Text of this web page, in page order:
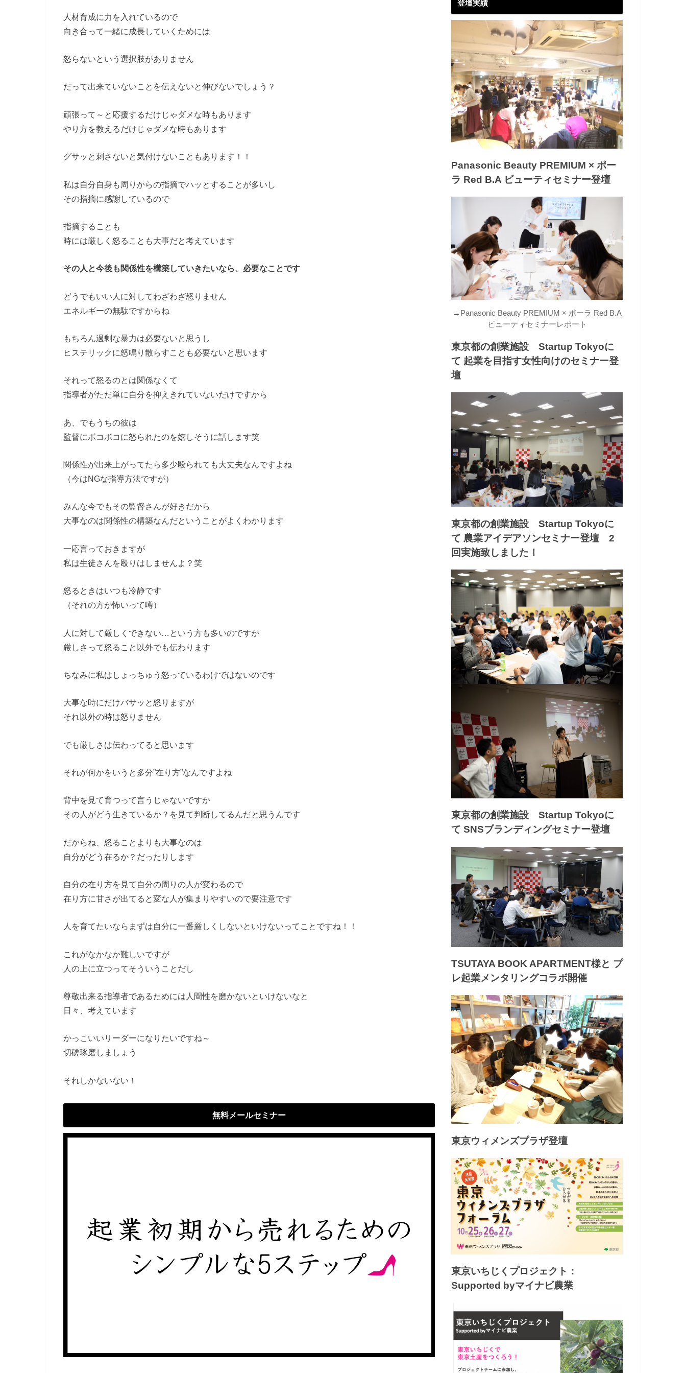
人材育成に力を入れているので
向き合って一緒に成長していくためには
怒らないという選択肢がありません
だって出来ていないことを伝えないと伸びないでしょう？
頑張って～と応援するだけじゃダメな時もあります
やり方を教えるだけじゃダメな時もあります
グサッと刺さないと気付けないこともあります！！
私は自分自身も周りからの指摘でハッとすることが多いし
その指摘に感謝しているので
指摘することも
時には厳しく怒ることも大事だと考えています
その人と今後も関係性を構築していきたいなら、必要なことです
どうでもいい人に対してわざわざ怒りません
エネルギーの無駄ですからね
もちろん過剰な暴力は必要ないと思うし
ヒステリックに怒鳴り散らすことも必要ないと思います
それって怒るのとは関係なくて
指導者がただ単に自分を抑えきれていないだけですから
あ、でもうちの彼は
監督にボコボコに怒られたのを嬉しそうに話します笑
関係性が出来上がってたら多少殴られても大丈夫なんですよね
（今はNGな指導方法ですが）
みんな今でもその監督さんが好きだから
大事なのは関係性の構築なんだということがよくわかります
一応言っておきますが
私は生徒さんを殴りはしませんよ？笑
怒るときはいつも冷静です
（それの方が怖いって噂）
人に対して厳しくできない…という方も多いのですが
厳しさって怒ること以外でも伝わります
ちなみに私はしょっちゅう怒っているわけではないのです
大事な時にだけバサッと怒りますが
それ以外の時は怒りません
でも厳しさは伝わってると思います
それが何かをいうと多分”在り方”なんですよね
背中を見て育つって言うじゃないですか
その人がどう生きているか？を見て判断してるんだと思うんです
だからね、怒ることよりも大事なのは
自分がどう在るか？だったりします
自分の在り方を見て自分の周りの人が変わるので
在り方に甘さが出てると変な人が集まりやすいので要注意です
人を育てたいならまずは自分に一番厳しくしないといけないってことですね！！
これがなかなか難しいですが
人の上に立つってそういうことだし
尊敬出来る指導者であるためには人間性を磨かないといけないなと
日々、考えています
かっこいいリーダーになりたいですね～
切磋琢磨しましょう
それしかないない！
無料メールセミナー
登壇実績
Panasonic Beauty PREMIUM × ポー
ラ Red B.A ビューティセミナー登壇
→ Panasonic Beauty PREMIUM × ポーラ Red B.A
ビューティセミナーレポート
東京都の創業施設 Startup Tokyoに
て 起業を目指す女性向けのセミナー登
壇
東京都の創業施設 Startup Tokyoに
て 農業アイデアソンセミナー登壇 2
回実施致しました！
東京都の創業施設 Startup Tokyoに
て SNSブランディングセミナー登壇
TSUTAYA BOOK APARTMENT様と プ
レ起業メンタリングコラボ開催
東京ウィメンズプラザ登壇
東京いちじくプロジェクト：
Supported byマイナビ農業